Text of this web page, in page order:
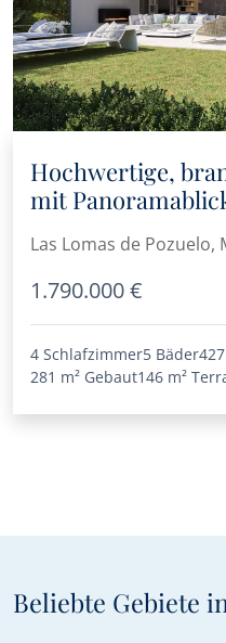
Hochwertige,
mit
Las Lomas de Pozuelo,
1.790.000 €
4 Schlafzimmer5 Bäder
281 m² Gebaut146 m²
Beliebte Gebiete